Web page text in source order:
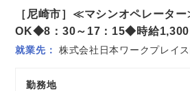
［尼崎市］≪マシンオペレータ
OK◆8：30～17：15◆時給1,300
就業先 株式会社日本ワークプレイ
勤務地